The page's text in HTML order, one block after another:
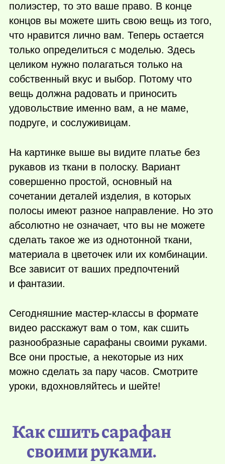
полиэстер, то это ваше право. В конце
концов вы можете шить свою вещь из того,
что нравится лично вам. Теперь остается
только определиться с моделью. Здесь
целиком нужно полагаться только на
собственный вкус и выбор. Потому что
вещь должна радовать и приносить
удовольствие именно вам, а не маме,
подруге, и сослуживицам.
На картинке выше вы видите платье без
рукавов из ткани в полоску. Вариант
совершенно простой, основный на
сочетании деталей изделия, в которых
полосы имеют разное направление. Но это
абсолютно не означает, что вы не можете
сделать такое же из однотонной ткани,
материала в цветочек или их комбинации.
Все зависит от ваших предпочтений
и фантазии.
Сегодняшние мастер-классы в формате
видео расскажут вам о том, как сшить
разнообразные сарафаны своими руками.
Все они простые, а некоторые из них
можно сделать за пару часов. Смотрите
уроки, вдохновляйтесь и шейте!
Как сшить сарафан
своими руками.